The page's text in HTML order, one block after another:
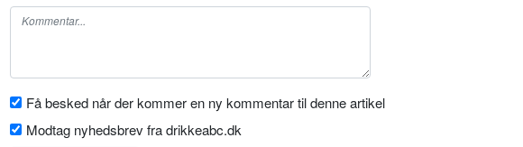
Få besked når der kommer en ny kommentar til denne artikel
Modtag nyhedsbrev fra drikkeabc.dk